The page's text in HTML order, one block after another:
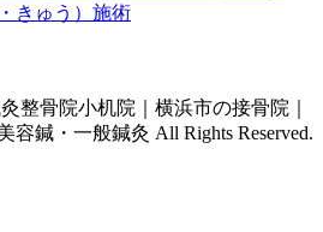
きゅう）施術
整骨院小机院｜横浜市の接骨院｜
容鍼・一般鍼灸 All Rights Reserved.